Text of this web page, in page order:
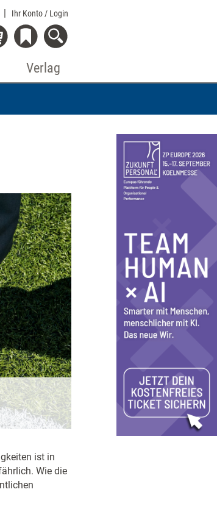
Ihr Konto / Login
Verlag
ist in
Wie die